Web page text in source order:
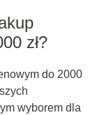
zł?
do 2000
wyborem dla